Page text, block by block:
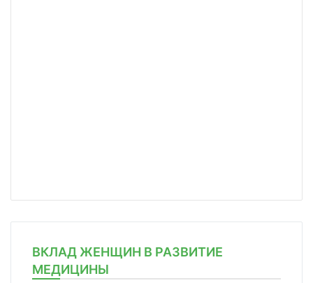
ВКЛАД ЖЕНЩИН В РАЗВИТИЕ
МЕДИЦИНЫ